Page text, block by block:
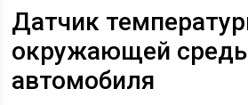
Датчик
окружающей
автомобиля